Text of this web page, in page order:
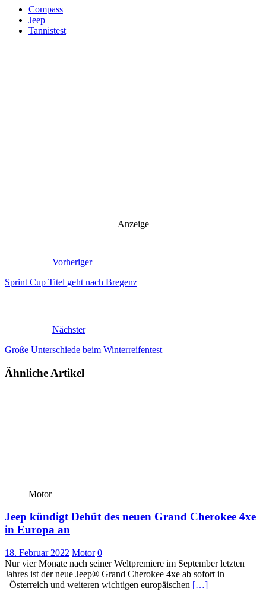
Compass
Jeep
Tannistest
Anzeige
Vorheriger
Sprint Cup Titel geht nach Bregenz
Nächster
Große Unterschiede beim Winterreifentest
Ähnliche Artikel
Motor
Jeep kündigt Debüt des neuen Grand Cherokee 4xe
in Europa an
18. Februar 2022 Motor 0
Nur vier Monate nach seiner Weltpremiere im September letzten
Jahres ist der neue Jeep® Grand Cherokee 4xe ab sofort in
Österreich und weiteren wichtigen europäischen […]